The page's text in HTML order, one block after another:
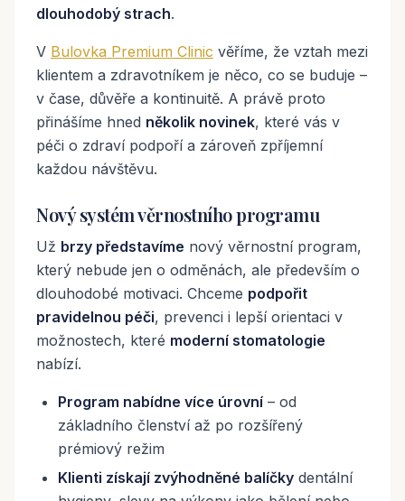
dlouhodobý strach.
V Bulovka Premium Clinic věříme, že vztah mezi
klientem a zdravotníkem je něco, co se buduje –
v čase, důvěře a kontinuitě. A právě proto
přinášíme hned několik novinek, které vás v
péči o zdraví podpoří a zároveň zpříjemní
každou návštěvu.
Nový systém věrnostního programu
Už brzy představíme nový věrnostní program,
který nebude jen o odměnách, ale především o
dlouhodobé motivaci. Chceme podpořit
pravidelnou péči, prevenci i lepší orientaci v
možnostech, které moderní stomatologie
nabízí.
Program nabídne více úrovní – od
základního členství až po rozšířený
prémiový režim
Klienti získají zvýhodněné balíčky dentální